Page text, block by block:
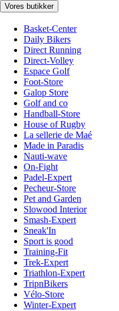
Vores butikker
Basket-Center
Daily Bikers
Direct Running
Direct-Volley
Espace Golf
Foot-Store
Galop Store
Golf and co
Handball-Store
House of Rugby
La sellerie de Maé
Made in Paradis
Nauti-wave
On-Fight
Padel-Expert
Pecheur-Store
Pet and Garden
Slowood Interior
Smash-Expert
Sneak'In
Sport is good
Training-Fit
Trek-Expert
Triathlon-Expert
TripnBikers
Vélo-Store
Winter-Expert